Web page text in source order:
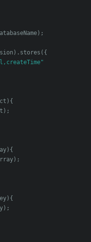
);
). stores ({
){
);
){
);
){
);